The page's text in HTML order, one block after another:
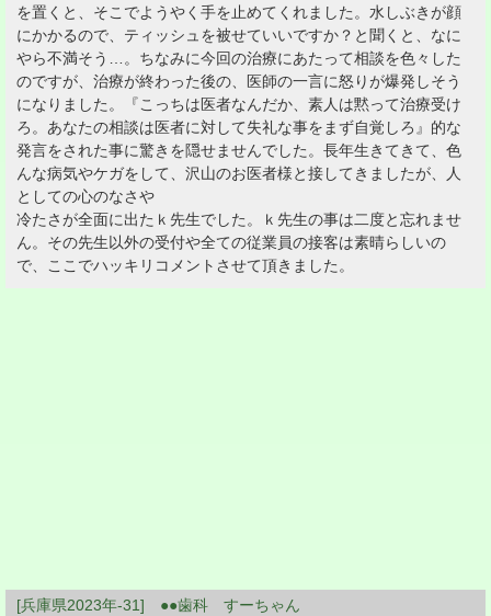
を置くと、そこでようやく手を止めてくれました。水しぶきが顔
にかかるので、ティッシュを被せていいですか？と聞くと、なに
やら不満そう…。ちなみに今回の治療にあたって相談を色々した
のですが、治療が終わった後の、医師の一言に怒りが爆発しそう
になりました。『こっちは医者なんだか、素人は黙って治療受け
ろ。あなたの相談は医者に対して失礼な事をまず自覚しろ』的な
発言をされた事に驚きを隠せませんでした。長年生きてきて、色
んな病気やケガをして、沢山のお医者様と接してきましたが、人
としての心のなさや
冷たさが全面に出たｋ先生でした。ｋ先生の事は二度と忘れませ
ん。その先生以外の受付や全ての従業員の接客は素晴らしいの
で、ここでハッキリコメントさせて頂きました。
[兵庫県2023年-31] ●●歯科 すーちゃん